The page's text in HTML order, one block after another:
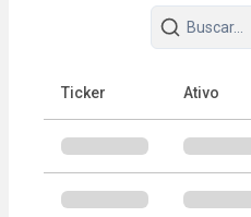
Portfólio do ETF
Ticker Ativo